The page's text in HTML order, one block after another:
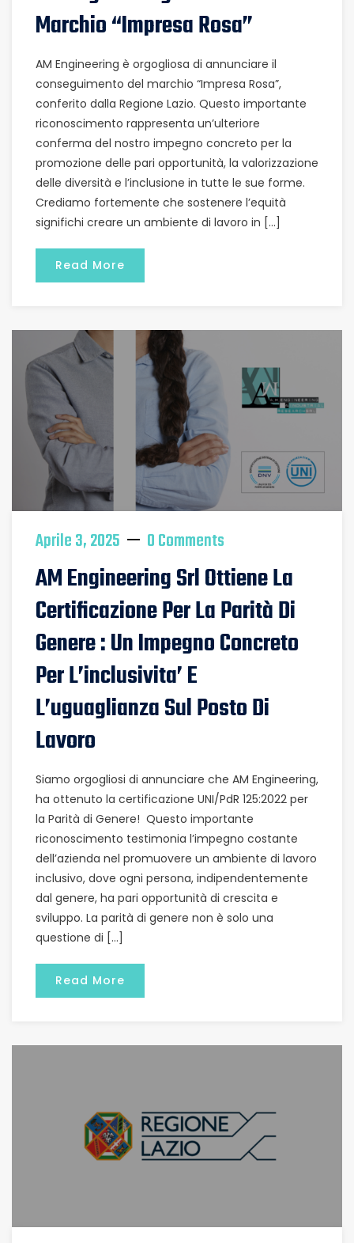
Marchio “Impresa Rosa”
AM Engineering è orgogliosa di annunciare il
conseguimento del marchio “Impresa Rosa”,
conferito dalla Regione Lazio. Questo importante
riconoscimento rappresenta un’ulteriore
conferma del nostro impegno concreto per la
promozione delle pari opportunità, la valorizzazione
delle diversità e l’inclusione in tutte le sue forme.
Crediamo fortemente che sostenere l’equità
significhi creare un ambiente di lavoro in […]
Read More
Aprile 3, 2025 0 Comments
AM Engineering Srl Ottiene La
Certificazione Per La Parità Di
Genere : Un Impegno Concreto
Per L’inclusivita’ E
L’uguaglianza Sul Posto Di
Lavoro
Siamo orgogliosi di annunciare che AM Engineering,
ha ottenuto la certificazione UNI/PdR 125:2022 per
la Parità di Genere! Questo importante
riconoscimento testimonia l’impegno costante
dell’azienda nel promuovere un ambiente di lavoro
inclusivo, dove ogni persona, indipendentemente
dal genere, ha pari opportunità di crescita e
sviluppo. La parità di genere non è solo una
questione di […]
Read More